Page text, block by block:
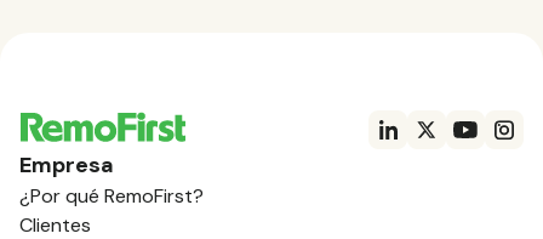
Empresa
¿Por qué RemoFirst?
Clientes